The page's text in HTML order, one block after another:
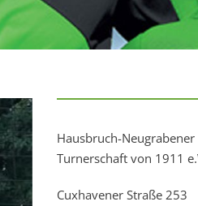
Hausbruch-Neugrabener
Turnerschaft von 1911
Cuxhavener Straße 253